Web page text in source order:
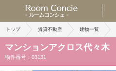
トップ 賃貸不動産 建物一覧
マンションアクロス代々木
物件番号：03131